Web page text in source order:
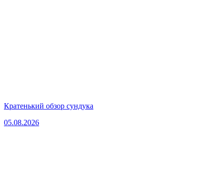
Кратенький обзор сундука
05.08.2026